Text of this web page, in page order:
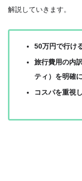
解説していきます。
50万円で行け
旅行費用の内
ティ）を明確に
コスパを重視